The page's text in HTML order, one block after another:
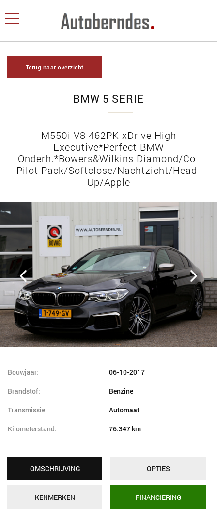
Terug naar overzicht
BMW 5 SERIE
M550i V8 462PK xDrive High
Executive*Perfect BMW
Onderh.*Bowers&Wilkins Diamond/Co-
Pilot Pack/Softclose/Nachtzicht/Head-
Up/Apple
Bouwjaar: 06-10-2017
Brandstof: Benzine
Transmissie: Automaat
Kilometerstand: 76.347 km
OMSCHRIJVING OPTIES
KENMERKEN FINANCIERING